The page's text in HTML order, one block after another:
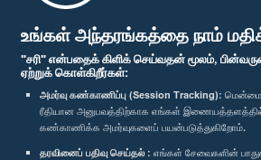
உங்கள் அந்தரங்கத்தை நாம்
"சரி" என்பதைக் கிளிக் செய்வதன் மூலம்,
ஏற்றுக் கொள்கிறீர்கள்:
அமர்வு கண்காணிப்பு (Session Tracking):
ரீதியான அனுபவத்திற்காக எங்கள்
கண்காணிக்க அமர்வுகளைப் பயன்படுத்துகிறோம்.
தரவினைப் பதிவு செய்தல் : எங்கள் சேவைகளின்
பாராளுமன்ற கையடக்க செயலி
எம்மை பின்தொடர்க :